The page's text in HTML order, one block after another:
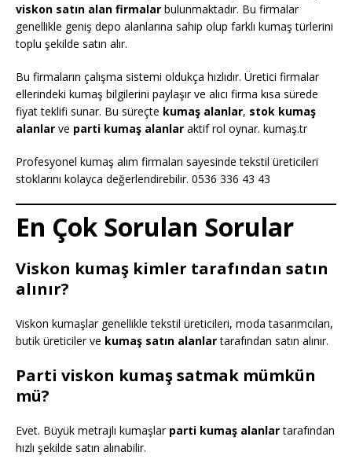
viskon satın alan firmalar bulunmaktadır. Bu firmalar
genellikle geniş depo alanlarına sahip olup farklı kumaş türlerini
toplu şekilde satın alır.
Bu firmaların çalışma sistemi oldukça hızlıdır. Üretici firmalar
ellerindeki kumaş bilgilerini paylaşır ve alıcı firma kısa sürede
fiyat teklifi sunar. Bu süreçte kumaş alanlar, stok kumaş
alanlar ve parti kumaş alanlar aktif rol oynar. kumaş.tr
Profesyonel kumaş alım firmaları sayesinde tekstil üreticileri
stoklarını kolayca değerlendirebilir. 0536 336 43 43
En Çok Sorulan Sorular
Viskon kumaş kimler tarafından satın
alınır?
Viskon kumaşlar genellikle tekstil üreticileri, moda tasarımcıları,
butik üreticiler ve kumaş satın alanlartarafından satın alınır.
Parti viskon kumaş satmak mümkün
mü?
Evet. Büyük metrajlı kumaşlar parti kumaş alanlartarafından
hızlı şekilde satın alınabilir.